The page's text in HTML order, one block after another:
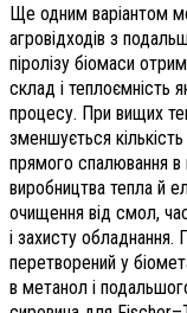
Ще одним варіантом
агровідходів з
піролізу біомаси
склад і теплоємність
процесу. При вищих
зменшується
прямого спалювання в
виробництва тепла й
очищення від смол,
і захисту
перетворений у
в метанол і